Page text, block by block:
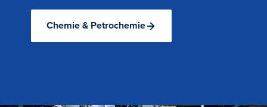
Chemie & Petrochemie